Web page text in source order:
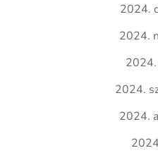
2024.
2024.
2024.
2024.